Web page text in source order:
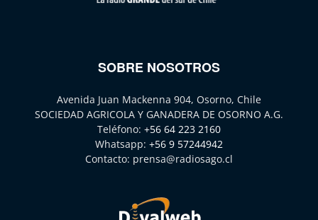
SOBRE NOSOTROS
Avenida Juan Mackenna 904, Osorno, Chile
SOCIEDAD AGRICOLA Y GANADERA DE OSORNO A.G.
Teléfono: +56 64 223 2160
Whatsapp: +56 9 57244942
Contacto: prensa@radiosago.cl